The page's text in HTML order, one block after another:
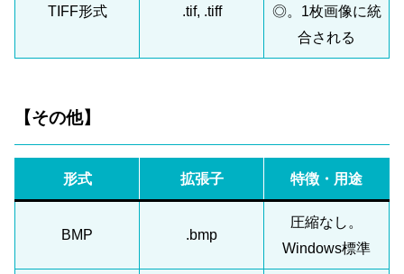
TIFF形式 .tif, .tiff
◎。1枚画像に統
合される
【その他】
形式 拡張子 特徴・用途
BMP .bmp
圧縮なし。
Windows標準